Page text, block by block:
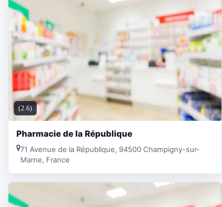
(2.6)
Pharmacie de la République
71 Avenue de la République, 94500 Champigny-sur-
Marne, France